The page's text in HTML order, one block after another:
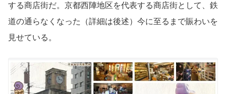
する商店街だ。京都西陣地区を代表する商店街として、鉄
道の通らなくなった（詳細は後述）今に至るまで賑わいを
見せている。